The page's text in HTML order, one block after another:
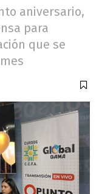
aniversario,
para
que se